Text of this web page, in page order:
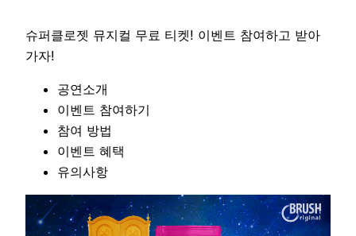
슈퍼클로젯 뮤지컬 무료 티켓! 이벤트 참여하고 받아
가자!
공연소개
이벤트 참여하기
참여 방법
이벤트 혜택
유의사항